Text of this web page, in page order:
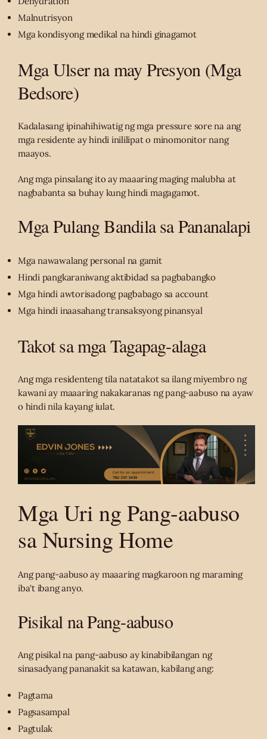
Malnutrisyon
Mga kondisyong medikal na hindi ginagamot
Mga Ulser na may Presyon (Mga
Bedsore)
Kadalasang ipinahihiwatig ng mga pressure sore na ang
mga residente ay hindi inililipat o minomonitor nang
maayos.
Ang mga pinsalang ito ay maaaring maging malubha at
nagbabanta sa buhay kung hindi magagamot.
Mga Pulang Bandila sa Pananalapi
Mga nawawalang personal na gamit
Hindi pangkaraniwang aktibidad sa pagbabangko
Mga hindi awtorisadong pagbabago sa account
Mga hindi inaasahang transaksyong pinansyal
Takot sa mga Tagapag-alaga
Ang mga residenteng tila natatakot sa ilang miyembro ng
kawani ay maaaring nakakaranas ng pang-aabuso na ayaw
o hindi nila kayang iulat.
Mga Uri ng Pang-aabuso
sa Nursing Home
Ang pang-aabuso ay maaaring magkaroon ng maraming
iba't ibang anyo.
Pisikal na Pang-aabuso
Ang pisikal na pang-aabuso ay kinabibilangan ng
sinasadyang pananakit sa katawan, kabilang ang:
Pagtama
Pagsasampal
Pagtulak